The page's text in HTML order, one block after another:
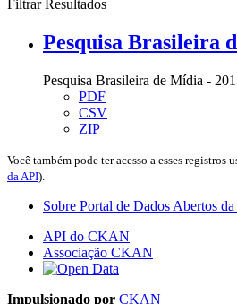
Filtrar Resultados
Pesquisa Brasileira
Pesquisa Brasileira de Mídia -
PDF
CSV
ZIP
Você também pode ter acesso a esses registros
da API).
Sobre Portal de Dados Abertos
API do CKAN
Associação CKAN
Impulsionado por CKAN